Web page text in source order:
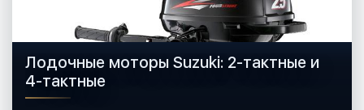
Лодочные моторы Suzuki: 2-тактные и
4-тактные